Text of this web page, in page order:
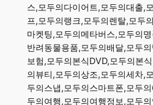
스,모두의다이어트,모두의대출,
프,모두의랭크,모두의렌탈,모두
마켓팅,모두의메타버스,모두의
반려동물용품,모두의배달,모두
보험,모두의본식DVD,모두의본
의뷰티,모두의상조,모두의세차,
두의스냅,모두의스마트폰,모두
두의여행,모두의여행정보,모두